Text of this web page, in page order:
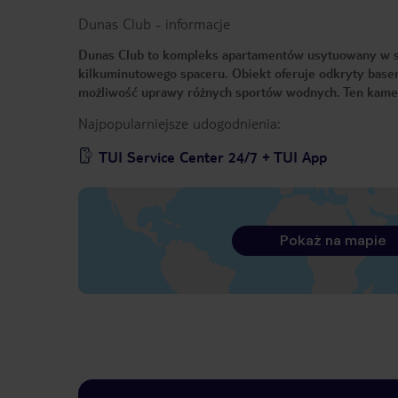
Dunas Club - informacje
Dunas Club to kompleks apartamentów usytuowany w
kilkuminutowego spaceru. Obiekt oferuje odkryty
możliwość uprawy różnych sportów wodnych. Ten
Najpopularniejsze udogodnienia:
TUI Service Center 24/7 + TUI App
Pokaż na mapie